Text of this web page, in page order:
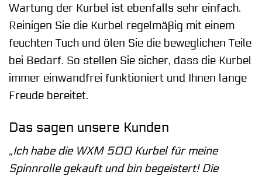
Wartung der Kurbel ist ebenfalls sehr einfach.
Reinigen Sie die Kurbel regelmäßig mit einem
feuchten Tuch und ölen Sie die beweglichen Teile
bei Bedarf. So stellen Sie sicher, dass die Kurbel
immer einwandfrei funktioniert und Ihnen lange
Freude bereitet.
Das sagen unsere Kunden
„Ich habe die WXM 500 Kurbel für meine
Spinnrolle gekauft und bin begeistert! Die